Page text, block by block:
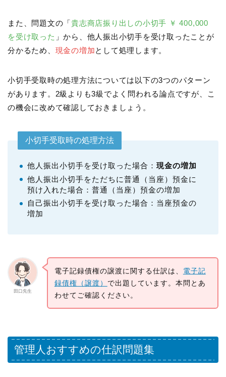
また、問題文の「貴志商店振り出しの小切手 ￥ 400,000
を受け取った 」から、他人振出小切手を受け取ったことが
分かるため、 現金の増加として処理します。
小切手受取時の処理方法については以下の3つのパターン
があります。2級よりも3級でよく問われる論点ですが、こ
の機会に改めて確認しておきましょう。
小切手受取時の処理方法
他人振出小切手を受け取った場合： 現金の増加
他人振出小切手をただちに普通（当座）預金に
預け入れた場合：普通（当座）預金の増加
自己振出小切手を受け取った場合：当座預金の
増加
田口先生
電子記録債権の譲渡に関する仕訳は、 電子記
録債権（譲渡） で出題しています。本問とあ
わせてご確認ください。
管理人おすすめの仕訳問題集